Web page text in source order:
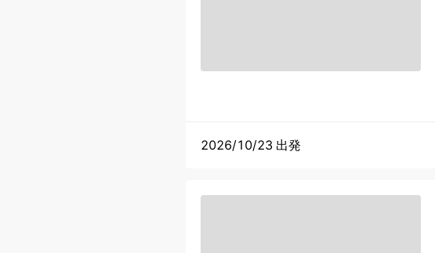
2026/10/23 出発